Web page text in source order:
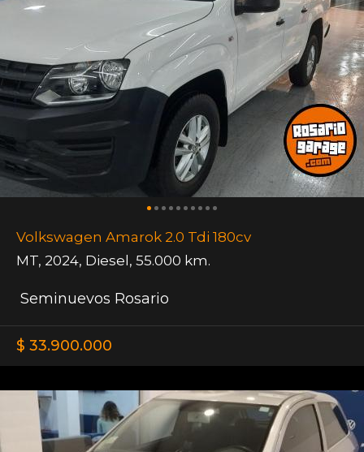
Volkswagen Amarok 2.0 Tdi 180cv
MT, 2024, Diesel, 55.000 km.
Seminuevos Rosario
$ 33.900.000